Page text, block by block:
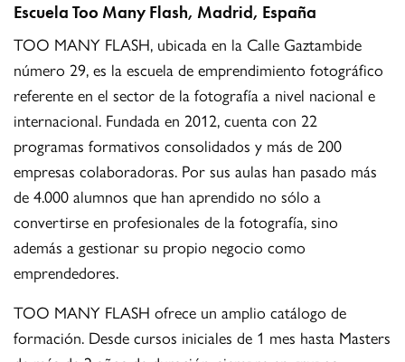
Escuela Too Many Flash, Madrid, España
TOO MANY FLASH, ubicada en la Calle Gaztambide
número 29, es la escuela de emprendimiento fotográfico
referente en el sector de la fotografía a nivel nacional e
internacional. Fundada en 2012, cuenta con 22
programas formativos consolidados y más de 200
empresas colaboradoras. Por sus aulas han pasado más
de 4.000 alumnos que han aprendido no sólo a
convertirse en profesionales de la fotografía, sino
además a gestionar su propio negocio como
emprendedores.
TOO MANY FLASH ofrece un amplio catálogo de
formación. Desde cursos iniciales de 1 mes hasta Masters